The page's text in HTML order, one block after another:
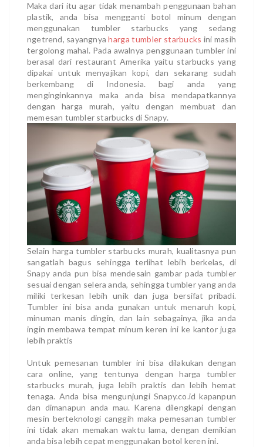
Maka dari itu agar tidak menambah penggunaan bahan
plastik, anda bisa mengganti botol minum dengan
menggunakan tumbler starbucks yang sedang
ngetrend, sayangnyaharga tumbler starbucks ini masih
tergolong mahal. Pada awalnya penggunaan tumbler ini
berasal dari restaurant Amerika yaitu starbucks yang
dipakai untuk menyajikan kopi, dan sekarang sudah
berkembang di Indonesia. bagi anda yang
menginginkannya maka anda bisa mendapatkannya
dengan harga murah, yaitu dengan membuat dan
memesan tumbler starbucks di Snapy.
Selain harga tumbler starbucks murah, kualitasnya pun
sangatlah bagus sehingga terlihat lebih berkelas, di
Snapy anda pun bisa mendesain gambar pada tumbler
sesuai dengan selera anda, sehingga tumbler yang anda
miliki terkesan lebih unik dan juga bersifat pribadi.
Tumbler ini bisa anda gunakan untuk menaruh kopi,
minuman manis dingin, dan lain sebagainya, jika anda
ingin membawa tempat minum keren ini ke kantor juga
lebih praktis
Untuk pemesanan tumbler ini bisa dilakukan dengan
cara online, yang tentunya dengan harga tumbler
starbucks murah, juga lebih praktis dan lebih hemat
tenaga. Anda bisa mengunjungi Snapy.co.id kapanpun
dan dimanapun anda mau. Karena dilengkapi dengan
mesin berteknologi canggih maka pemesanan tumbler
ini tidak akan memakan waktu lama, dengan demikian
anda bisa lebih cepat menggunakan botol keren ini.